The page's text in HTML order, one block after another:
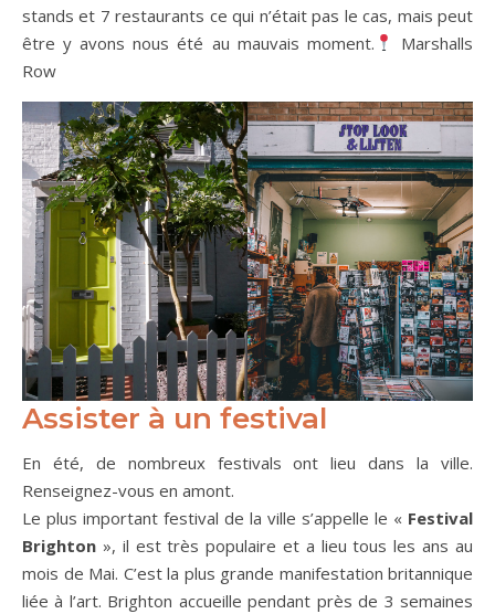
stands et 7 restaurants ce qui n’était pas le cas, mais peut
être y avons nous été au mauvais moment.
Marshalls
Row
Assister à un festival
En été, de nombreux festivals ont lieu dans la ville.
Renseignez-vous en amont.
Le plus important festival de la ville s’appelle le « Festival
Brighton », il est très populaire et a lieu tous les ans au
mois de Mai. C’est la plus grande manifestation britannique
liée à l’art. Brighton accueille pendant près de 3 semaines